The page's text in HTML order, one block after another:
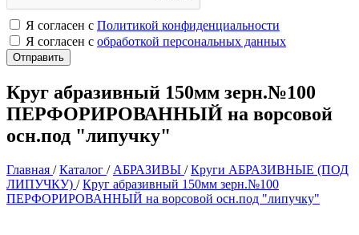
Я согласен с Политикой конфиденциальности
Я согласен с обработкой персональных данных
Круг абразивный 150мм зерн.№100
ПЕРФОРИРОВАННЫЙ на ворсовой
осн.под "липучку"
Главная /Каталог / АБРАЗИВЫ /Круги АБРАЗИВНЫЕ (ПОД
ЛИПУЧКУ) /Круг абразивный 150мм зерн.№100
ПЕРФОРИРОВАННЫЙ на ворсовой осн.под "липучку"